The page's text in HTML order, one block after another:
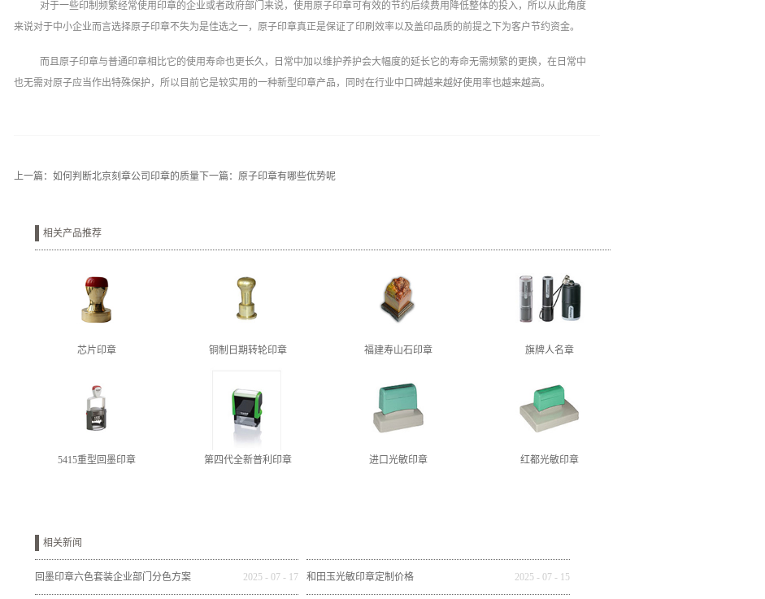
对于一些印制频繁经常使用印章的企业或者政府部门来说，使用原子印章可有效的节约后续费用降低整体的投入，所以从此角度
来说对于中小企业而言选择原子印章不失为是佳选之一，原子印章真正是保证了印刷效率以及盖印品质的前提之下为客户节约资金。
而且原子印章与普通印章相比它的使用寿命也更长久，日常中加以维护养护会大幅度的延长它的寿命无需频繁的更换，在日常中
也无需对原子应当作出特殊保护，所以目前它是较实用的一种新型印章产品，同时在行业中口碑越来越好使用率也越来越高。
上一篇：如何判断北京刻章公司印章的质量 下一篇：原子印章有哪些优势呢
相关产品推荐
芯片印章 铜制日期转轮印章 福建寿山石印章 旗牌人名章
5415重型回墨印章 第四代全新普利印章 进口光敏印章 红都光敏印章
相关新闻
回墨印章六色套装企业部门分色方案 2025 -07 - 17 和田玉光敏印章定制价格 2025 -07 - 15